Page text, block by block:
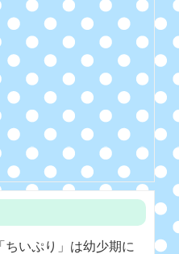
いぷり」は幼少期に